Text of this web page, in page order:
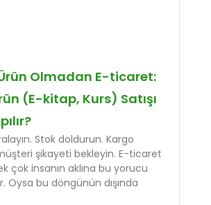
Olmadan E-ticaret:
(E-kitap, Kurs) Satışı
Stok doldurun. Kargo
şikayeti bekleyin. E-ticaret
çok insanın aklına bu yorucu
Oysa bu döngünün dışında